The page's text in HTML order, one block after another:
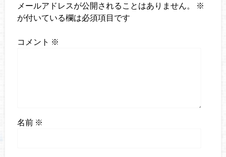
メールアドレスが公開されることはありません。
※
が付いている欄は必須項目です
コメント ※
名前 ※